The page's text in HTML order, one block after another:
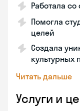
Работала
Помогла
целей
Создала
культурных
Читать дальше
Услуги и